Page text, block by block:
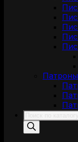
Патроны
Поиск
товаров